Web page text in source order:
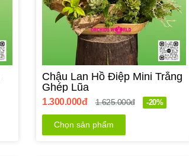
Chậu Lan Hồ Điệp Mini Trắng
Ghép Lũa
1.300.000đ 1.625.000đ -20%
Chọn sản phẩm